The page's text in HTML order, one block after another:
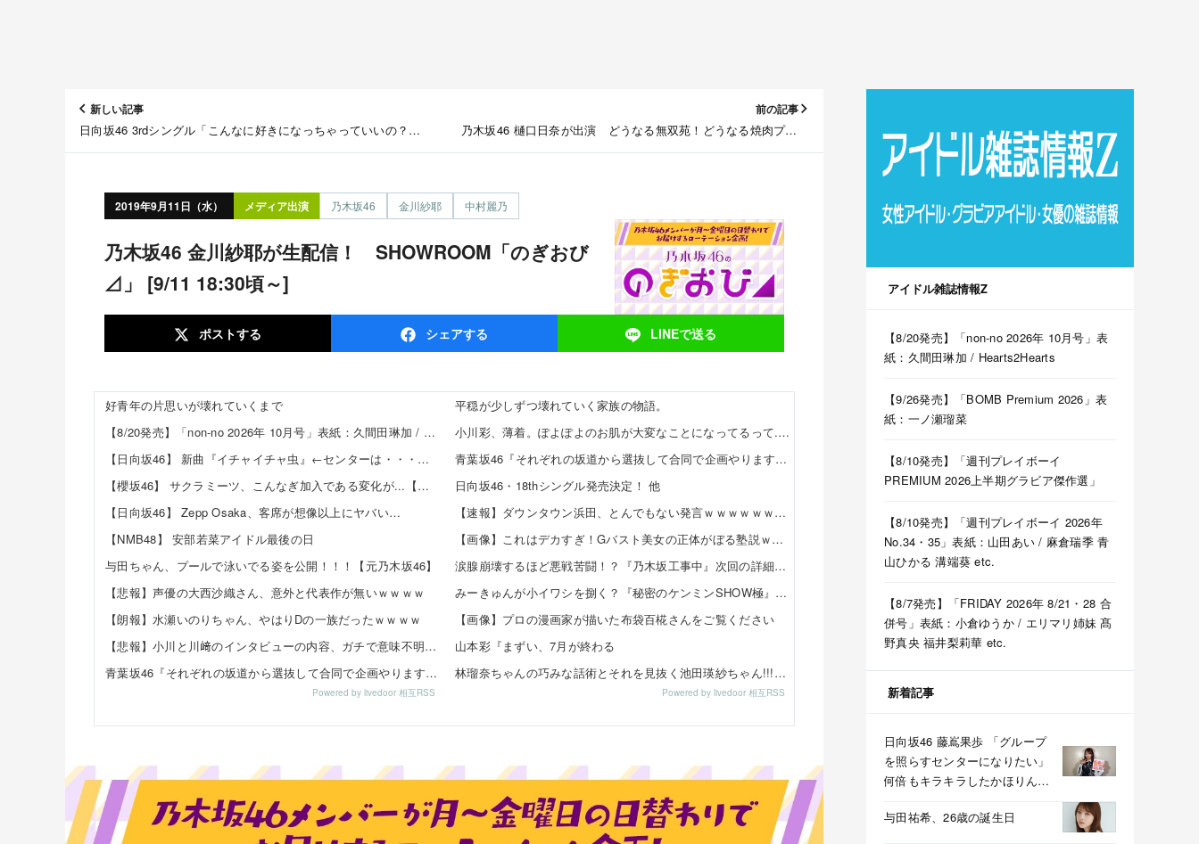
新しい記事
日向坂46 3rdシングル「こんなに好きになっちゃっていいの？」
前の記事
乃木坂46 樋口日奈が出演 どうなる無双苑！どうなる焼肉プロレ
2019年9月11日（水） メディア出演 乃木坂46 金川紗耶 中村麗乃
乃木坂46 金川紗耶が生配信！ SHOWROOM「のぎおび
⊿」 [9/11 18:30頃～]
ポストする シェアする LINEで送る
好青年の片思いが壊れていくまで
【8/20発売】「non-no 2026年 10月号」表紙：久間田琳加 / Hearts2Hearts
【日向坂46】 新曲『イチャイチャ虫』←センターは・・・【18thシングル】
【櫻坂46】 サクラミーツ、こんなぎ加入である変化が...【公開収録レポ】
【日向坂46】 Zepp Osaka、客席が想像以上にヤバい…
【NMB48】 安部若菜アイドル最後の日
与田ちゃん、プールで泳いでる姿を公開！！！【元乃木坂46】
【悲報】声優の大西沙織さん、意外と代表作が無いｗｗｗｗ
【朗報】水瀬いのりちゃん、やはりDの一族だったｗｗｗｗ
【悲報】小川と川﨑のインタビューの内容、ガチで意味不明すぎる
青葉坂46『それぞれの坂道から選抜して合同で企画やります！』←これが最悪だよな
Powered by livedoor 相互RSS
平穏が少しずつ壊れていく家族の物語。
小川彩、薄着。ぽよぽよのお肌が大変なことになってるって... 他
青葉坂46『それぞれの坂道から選抜して合同で企画やります！』←これが最悪だよな 他
日向坂46・18thシングル発売決定！ 他
【速報】ダウンタウン浜田、とんでもない発言ｗｗｗｗｗｗｗｗｗｗ 他
【画像】これはデカすぎ！Gバスト美女の正体がぼる塾説ｗｗｗｗ 他
涙腺崩壊するほど悪戦苦闘！？『乃木坂工事中』次回の詳細はコチラ!【乃木坂46】
みーきゅんが小イワシを捌く？『秘密のケンミンSHOW極』一ノ瀬美空出演決定！！【乃木坂46】
【画像】プロの漫画家が描いた布袋百椛さんをご覧ください
山本彩『まずい、7月が終わる
林瑠奈ちゃんの巧みな話術とそれを見抜く池田瑛紗ちゃん!!!【乃木坂46】
Powered by livedoor 相互RSS
アイドル雑誌情報Z
【8/20発売】「non-no 2026年 10月号」表
紙：久間田琳加 / Hearts2Hearts
【9/26発売】「BOMB Premium 2026」表
紙：一ノ瀬瑠菜
【8/10発売】「週刊プレイボーイ
PREMIUM 2026上半期グラビア傑作選」
【8/10発売】「週刊プレイボーイ 2026年
No.34・35」表紙：山田あい / 麻倉瑞季 青
山ひかる 溝端葵 etc.
【8/7発売】「FRIDAY 2026年 8/21・28 合
併号」表紙：小倉ゆうか / エリマリ姉妹 髙
野真央 福井梨莉華 etc.
新着記事
日向坂46 藤嶌果歩 「グループ
を照らすセンターになりたい」
何倍もキラキラしたかほりんが
与田祐希、26歳の誕生日